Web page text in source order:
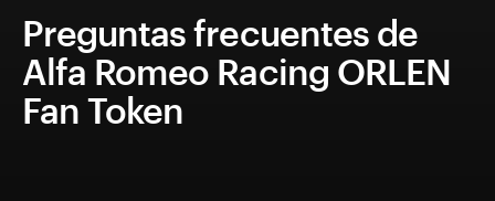
Preguntas frecuentes de
Alfa Romeo Racing ORLEN
Fan Token